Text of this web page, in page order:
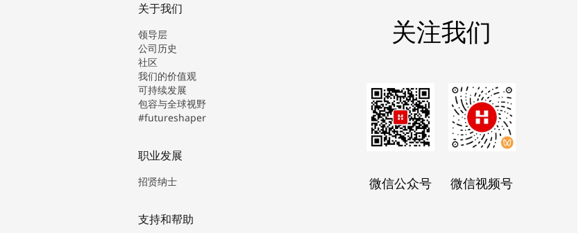
关于我们
领导层
公司历史
社区
我们的价值观
可持续发展
包容与全球视野
#futureshaper
职业发展
招贤纳士
支持和帮助
关注我们
微信公众号 微信视频号